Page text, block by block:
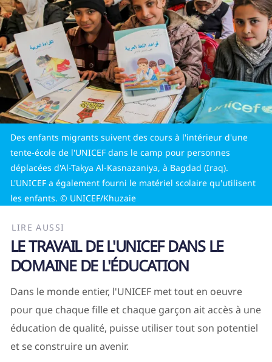
Des enfants migrants suivent des cours à l'intérieur d'une
tente-école de l'UNICEF dans le camp pour personnes
déplacées d'Al-Takya Al-Kasnazaniya, à Bagdad (Iraq).
L'UNICEF a également fourni le matériel scolaire qu'utilisent
les enfants. © UNICEF/Khuzaie
LIRE AUSSI
LE TRAVAIL DE L'UNICEF DANS LE
DOMAINE DE L'ÉDUCATION
Dans le monde entier, l'UNICEF met tout en oeuvre
pour que chaque fille et chaque garçon ait accès à une
éducation de qualité, puisse utiliser tout son potentiel
et se construire un avenir.